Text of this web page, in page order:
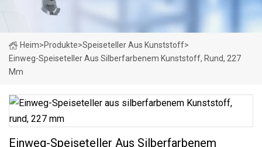
Heim>Produkte>Speiseteller Aus Kunststoff>
Einweg-Speiseteller Aus Silberfarbenem Kunststoff, Rund, 227
Mm
Einweg-Speiseteller Aus Silberfarbenem